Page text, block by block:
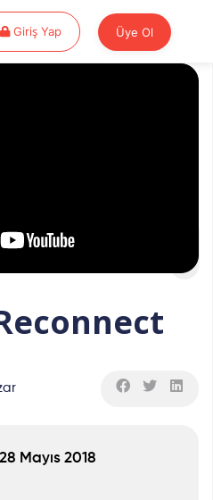
Giriş YapGiriş Yap Üye Ol
28 Mayıs 2018